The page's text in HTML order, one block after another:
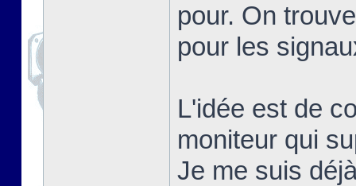
pour. On
pour les
L'idée est de
moniteur qui
Je me suis